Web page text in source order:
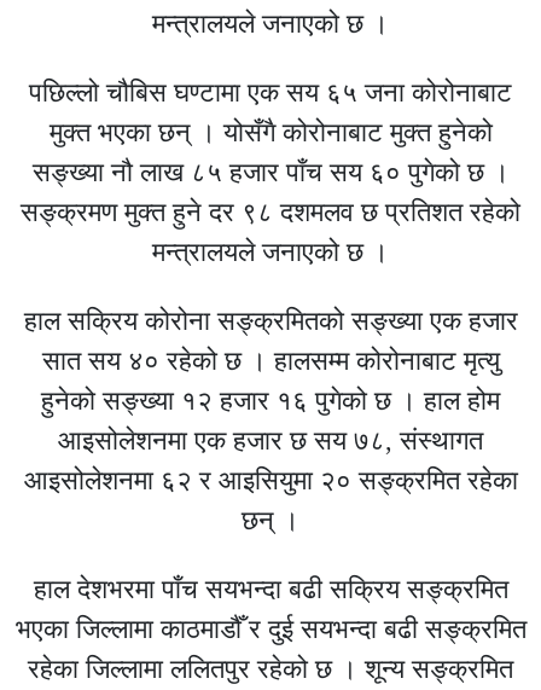
मन्त्रालयले जनाएको छ ।
पछिल्लो चौबिस घण्टामा एक सय ६५ जना कोरोनाबाट
मुक्त भएका छन् । योसँगै कोरोनाबाट मुक्त हुनेको
सङ्ख्या नौ लाख ८५ हजार पाँच सय ६० पुगेको छ ।
सङ्क्रमण मुक्त हुने दर ९८ दशमलव छ प्रतिशत रहेको
मन्त्रालयले जनाएको छ ।
हाल सक्रिय कोरोना सङ्क्रमितको सङ्ख्या एक हजार
सात सय ४० रहेको छ । हालसम्म कोरोनाबाट मृत्यु
हुनेको सङ्ख्या १२ हजार १६ पुगेको छ । हाल होम
आइसोलेशनमा एक हजार छ सय ७८, संस्थागत
आइसोलेशनमा ६२ र आइसियुमा २० सङ्क्रमित रहेका
छन् ।
हाल देशभरमा पाँच सयभन्दा बढी सक्रिय सङ्क्रमित
भएका जिल्लामा काठमाडौँ र दुई सयभन्दा बढी सङ्क्रमित
रहेका जिल्लामा ललितपुर रहेको छ । शून्य सङ्क्रमित